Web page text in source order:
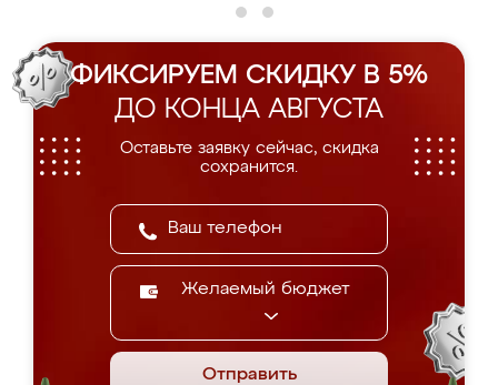
ФИКСИРУЕМ СКИДКУ В 5%
ДО КОНЦА АВГУСТА
Оставьте заявку сейчас, скидка
сохранится.
Желаемый бюджет
Отправить